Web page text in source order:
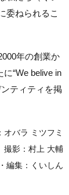
委ねられるこ
年の創業か
“We belive in
ティティを掲
オバラ ミツフミ
撮影：村上 大輔
編集：くいしん